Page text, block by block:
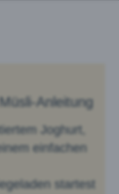
Anleitung
Joghurt,
einfachen
startest